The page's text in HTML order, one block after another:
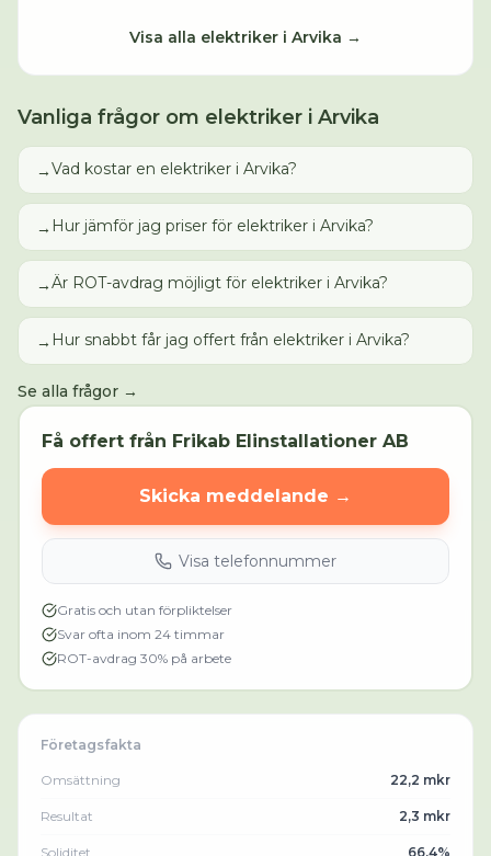
Visa alla elektriker i Arvika →
Vanliga frågor om elektriker i Arvika
→Vad kostar en elektriker i Arvika?
→ Hur jämför jag priser för elektriker i Arvika?
→Är ROT-avdrag möjligt för elektriker i Arvika?
→ Hur snabbt får jag offert från elektriker i Arvika?
Se alla frågor →
Få offert från Frikab Elinstallationer AB
Skicka meddelande →
Visa telefonnummer
Gratis och utan förpliktelser
Svar ofta inom 24 timmar
ROT-avdrag 30% på arbete
Företagsfakta
Omsättning 22,2 mkr
Resultat 2,3 mkr
Soliditet 66.4%